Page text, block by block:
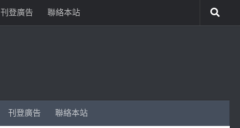
刊登廣告 聯絡本站
刊登廣告 聯絡本站